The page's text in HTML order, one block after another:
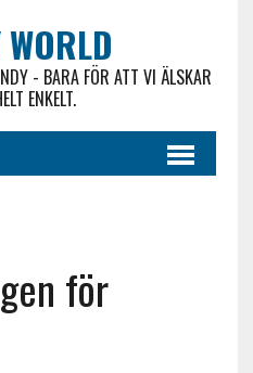
- BARA FÖR ATT VI ÄLSKAR
ENKELT.
för